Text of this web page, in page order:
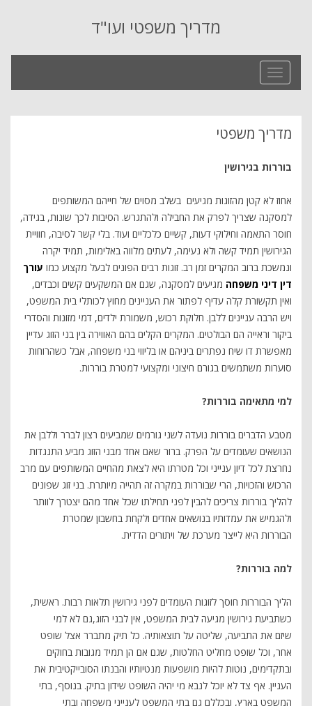
מדריך משפטי ועו"ד
Toggle
navigation
מדריך משפטי
בוררות בגירושין
אחוז לא קטן מהזוגות מגיעים בשלב מסוים של חייהם המשותפים
למסקנה שצריך לפרק את החבילה ולהתגרש. הסיבות לכך שונות, בגידה,
חוסר התאמה וחילוקי דעות, קשיים כלכליים ועוד. בלי קשר לסיבה, חוויית
הגירושין תמיד קשה ולא נעימה, לעתים מלווה באלימות, תמיד יקרה
ונמשכת ברוב המקרים זמן רב. זוגות רבים הפונים לבעל מקצוע כמו עורך
דין דיני משפחה מגיעים למסקנה, שגם אם המשקעים קשים וכבדים,
ואין תקשורת קלה עדיף לפתור את העניינים מחוץ לכותלי בית המשפט,
ויש הרבה עניינים ללבן. חלוקת רכוש, משמורת ילדים, דמי מזונות והסדרי
ביקור וראייה הם הבולטים. המקרים הקלים בהם האווירה בין בני הזוג עדיין
מאפשרת דו שיח נפתרים ביניהם או בליווי בני משפחה, אבל כשהרוחות
סוערות משתמשים בגורם חיצוני ומקצועי למטרת בוררות.
למי מתאימה בוררות?
מטבע הדברים בוררות נועדה לשני גורמים שמביעים רצון לברר וללבן את
הנושאים שעומדים על הפרק. ברור שאם אחד מבני הזוג מביע התנגדות
נחרצת לכל דיון ענייני וכל מטרתו היא לצאת מהחיים המשותפים עם מרב
הרכוש והזכויות, הרי שבוררות במקרה זה תהייה מיותרת. בני זוג שפונים
להליך בוררות צריכים להבין לפני תחילתו שכל אחד מהם יצטרך לוותר
ולהגמיש את עמדותיו בנושאים אחדים ולקחת בחשבון שמטרת
הבוררות היא לייצר מערכת של ויתורים הדדית.
למה בוררות?
הליך הבוררות חוסך לזוגות העומדים לפני גירושין תלאות רבות. ראשית,
כשתביעת גירושין מגיעה לבית המשפט, אין לבני הזוג,גם לא למי
שיזם את התביעה, שליטה על תוצאותיה. כל תיק מתברר אצל שופט
אחר, וכל שופט מחליט החלטות, שגם אם הן תמיד מגובות בחוקים
ובתקדימים, נוטות להיות מושפעות מנטיותיו והבנתו הסובייקטיבית את
העניין. אף צד לא יוכל לנבא מי יהיה השופט שידון בתיק. בנוסף, בתי
המשפט בארץ, ובכללם גם בתי המשפט לענייני משפחה ובתי